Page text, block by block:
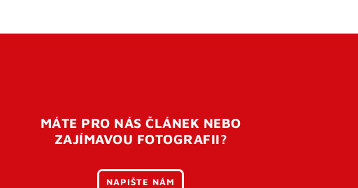
MÁTE PRO NÁS ČLÁNEK NEBO
ZAJÍMAVOU FOTOGRAFII?
NAPIŠTE NÁM